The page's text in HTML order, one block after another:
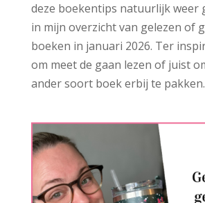
deze boekentips natuurlijk weer
in mijn overzicht van gelezen of
boeken in januari 2026. Ter
om meet de gaan lezen of juist
ander soort boek erbij te pakken.